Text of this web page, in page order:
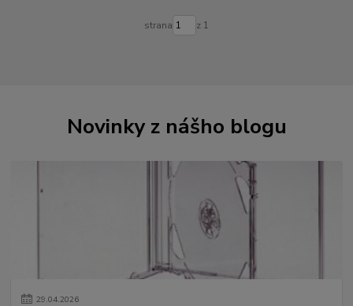
strana z 1
Novinky z nášho blogu
29.04.2026